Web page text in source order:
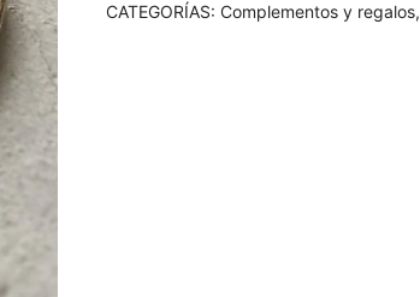
CATEGORÍAS: Complementos y regalos,